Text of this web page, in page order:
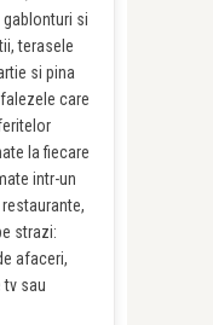
gablonturi si
terasele
si pina
care
la fiecare
intr-un
strazi:
afaceri,
tv sau